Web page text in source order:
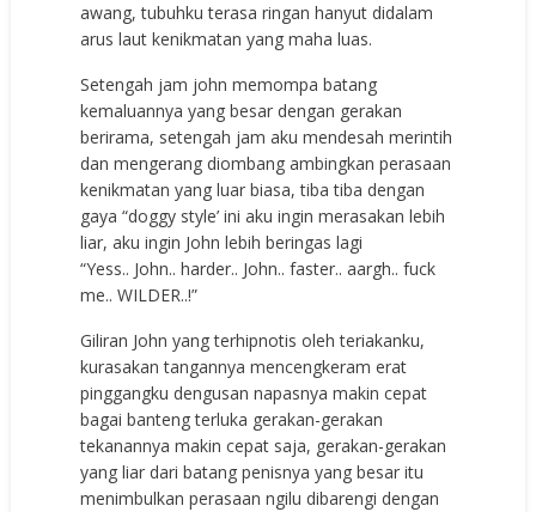
awang, tubuhku terasa ringan hanyut didalam
arus laut kenikmatan yang maha luas.
Setengah jam john memompa batang
kemaluannya yang besar dengan gerakan
berirama, setengah jam aku mendesah merintih
dan mengerang diombang ambingkan perasaan
kenikmatan yang luar biasa, tiba tiba dengan
gaya “doggy style’ ini aku ingin merasakan lebih
liar, aku ingin John lebih beringas lagi
“Yess.. John.. harder.. John.. faster.. aargh.. fuck
me.. WILDER..!”
Giliran John yang terhipnotis oleh teriakanku,
kurasakan tangannya mencengkeram erat
pinggangku dengusan napasnya makin cepat
bagai banteng terluka gerakan-gerakan
tekanannya makin cepat saja, gerakan-gerakan
yang liar dari batang penisnya yang besar itu
menimbulkan perasaan ngilu dibarengi dengan